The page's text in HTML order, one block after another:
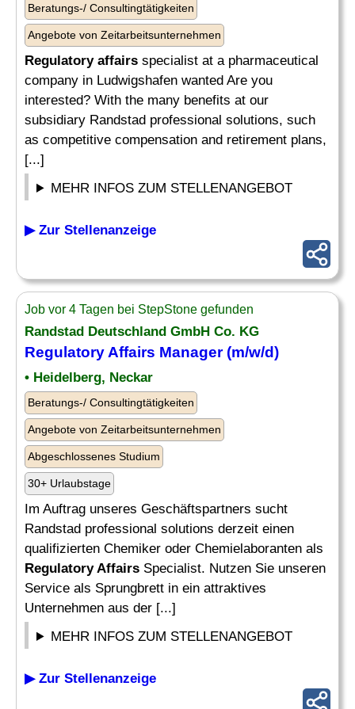
Beratungs-/ Consultingtätigkeiten
Angebote von Zeitarbeitsunternehmen
Regulatory affairs specialist at a pharmaceutical
company in Ludwigshafen wanted Are you
interested? With the many benefits at our
subsidiary Randstad professional solutions, such
as competitive compensation and retirement plans,
[...]
MEHR INFOS ZUM STELLENANGEBOT
▶ Zur Stellenanzeige
Job vor 4 Tagen bei StepStone gefunden
Randstad Deutschland GmbH Co. KG
Regulatory Affairs Manager (m/w/d)
• Heidelberg, Neckar
Beratungs-/ Consultingtätigkeiten
Angebote von Zeitarbeitsunternehmen
Abgeschlossenes Studium
30+ Urlaubstage
Im Auftrag unseres Geschäftspartners sucht
Randstad professional solutions derzeit einen
qualifizierten Chemiker oder Chemielaboranten als
Regulatory Affairs Specialist. Nutzen Sie unseren
Service als Sprungbrett in ein attraktives
Unternehmen aus der [...]
MEHR INFOS ZUM STELLENANGEBOT
▶ Zur Stellenanzeige